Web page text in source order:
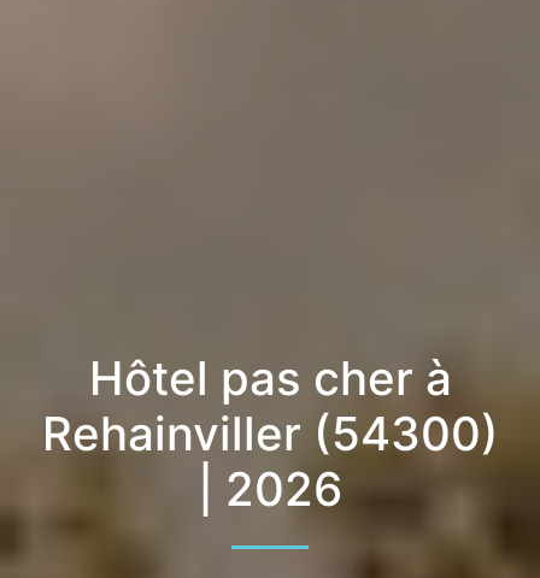
Hôtel pas cher à
Rehainviller (54300)
| 2026